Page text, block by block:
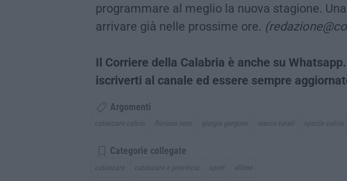
programmare al meglio la nuova stagione.
arrivare già nelle prossime ore.
Il Corriere della Calabria è anche su
iscriverti al canale ed essere sempre
Argomenti
Categorie collegate